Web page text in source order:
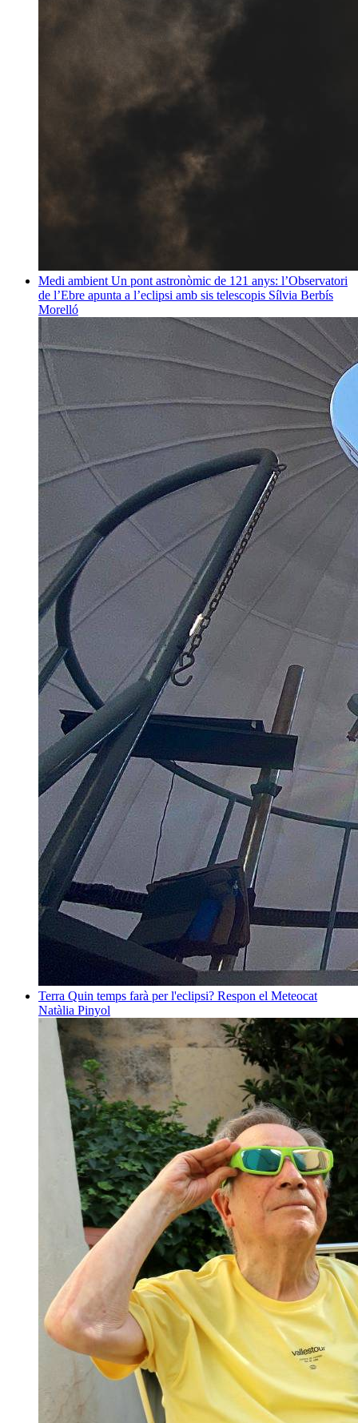
Medi ambient Un pont astronòmic de 121 anys: l’Observatori
de l’Ebre apunta a l’eclipsi amb sis telescopis Sílvia Berbís
Morelló
Terra Quin temps farà per l'eclipsi? Respon el Meteocat
Natàlia Pinyol